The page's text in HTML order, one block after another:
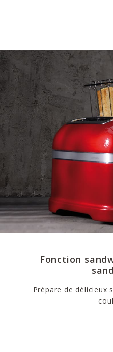
Fonction
Prépare de délicieux